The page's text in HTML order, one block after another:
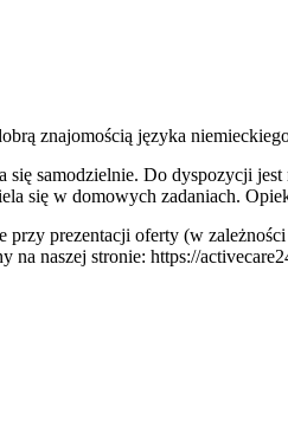
znajomością języka
się samodzielnie. Do dyspozycji
się w domowych zadaniach.
prezentacji oferty (w zależności
na naszej stronie: https://